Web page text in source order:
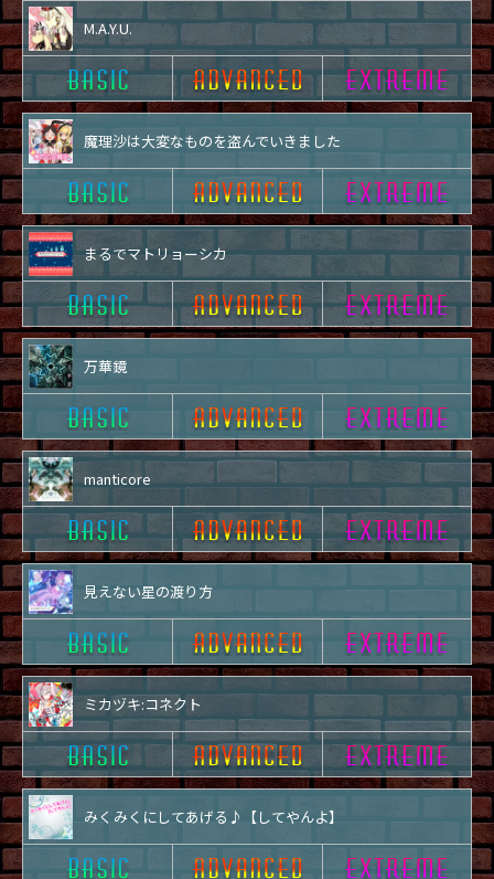
M.A.Y.U.
魔理沙は大変なものを盗んでいきました
まるでマトリョーシカ
万華鏡
manticore
見えない星の渡り方
ミカヅキ:コネクト
みくみくにしてあげる♪【してやんよ】